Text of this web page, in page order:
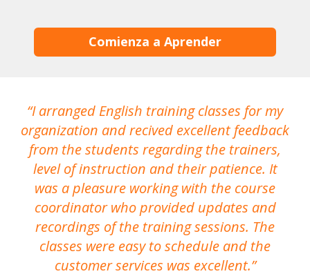
Comienza a Aprender
I arranged English training classes for my
organization and recived excellent feedback
from the students regarding the trainers,
level of instruction and their patience. It
was a pleasure working with the course
coordinator who provided updates and
recordings of the training sessions. The
classes were easy to schedule and the
customer services was excellent.